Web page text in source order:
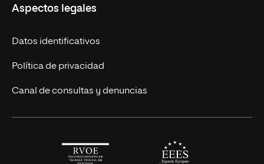
Cursos Europeos
Títulos Americanos
Alianza Newman
Nuestros alumnos
Únete a nosotros
Actualidad
Solicita información
Aspectos legales
Datos identificativos
Política de privacidad
Canal de consultas y denuncias